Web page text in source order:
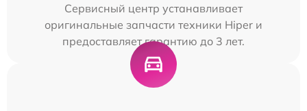
Сервисный центр устанавливает
оригинальные запчасти техники Hiper и
предоставляет гарантию до 3 лет.